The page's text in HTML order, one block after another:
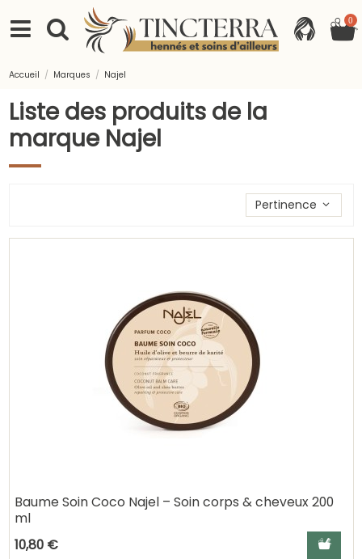
0
Accueil Marques Najel
Liste des produits de la
marque Najel
Trier les produits par
Pertinence
Baume Soin Coco Najel – Soin corps & cheveux 200
ml
10,80 €
Ajouter